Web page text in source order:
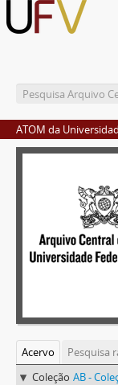
ATOM da
Acervo
Pesquisa
Coleção AB -